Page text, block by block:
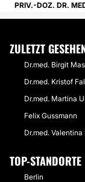
PRIV.-DOZ. DR.
ZULETZT
Dr.med. Birgit
Dr.med. Kristof
Dr.med. Martina
Felix Gussmann
Dr.med.
TOP-STANDORTE
Berlin